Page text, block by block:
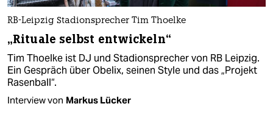
RB-Leipzig Stadionsprecher Tim Thoelke
„Rituale selbst entwickeln“
Tim Thoelke ist DJ und Stadionsprecher von RB Leipzig.
Ein Gespräch über Obelix, seinen Style und das „Projekt
Rasenball“.
Interview von Markus Lücker